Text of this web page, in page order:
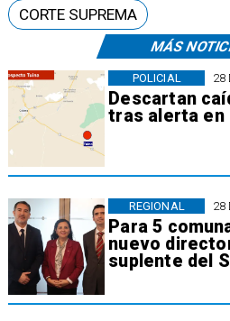
MÁS
28
Descartan
tras alerta en
POLICIAL
28
Para 5
nuevo
suplente del
REGIONAL
CORTE SUPREMA